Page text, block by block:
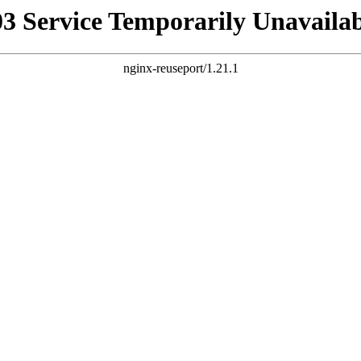
Service Temporarily
nginx-reuseport/1.21.1